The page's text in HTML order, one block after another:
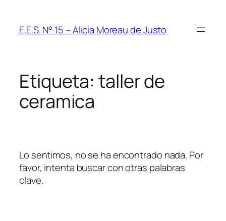
contenido
E.E.S. N° 15 – Alicia Moreau de Justo
Etiqueta: taller de
ceramica
Lo sentimos, no se ha encontrado nada. Por
favor, intenta buscar con otras palabras
clave.